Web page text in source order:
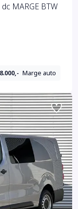
MARGE BTW
Marge auto